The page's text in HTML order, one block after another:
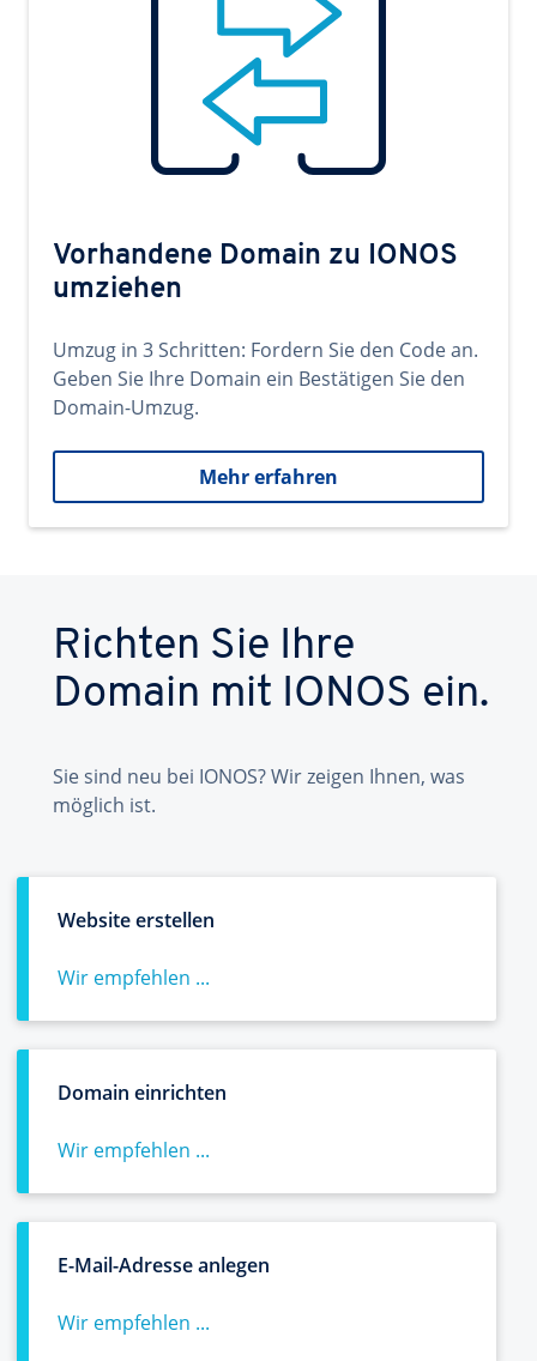
Vorhandene Domain zu IONOS
umziehen
Umzug in 3 Schritten: Fordern Sie den Code an.
Geben Sie Ihre Domain ein Bestätigen Sie den
Domain-Umzug.
Mehr erfahren
Richten Sie Ihre
Domain mit IONOS ein.
Sie sind neu bei IONOS? Wir zeigen Ihnen, was
möglich ist.
Website erstellen
Wir empfehlen ...
Domain einrichten
Wir empfehlen ...
E-Mail-Adresse anlegen
Wir empfehlen ...